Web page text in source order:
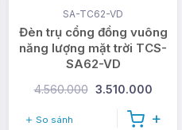
SA-TC62-VD
Đèn trụ cổng đồng vuông
năng lượng mặt trời TCS-
SA62-VD
4.560.000 3.510.000
So sánh